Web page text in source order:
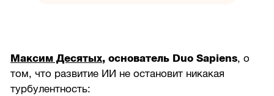
Максим Десятых, основатель Duo Sapiens, о
том, что развитие ИИ не остановит никакая
турбулентность: